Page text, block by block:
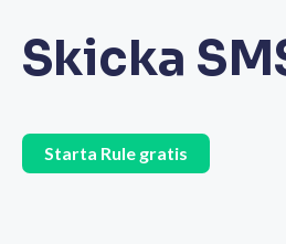
Skicka
Starta Rule gratis